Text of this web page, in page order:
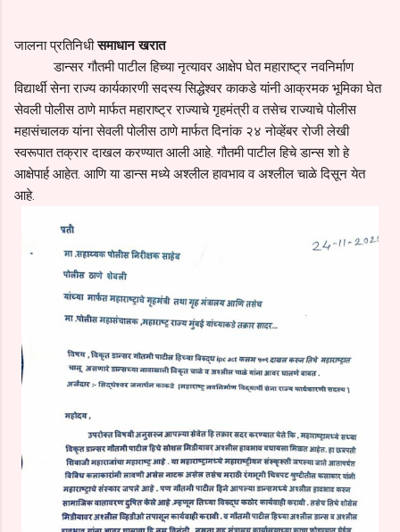
जालना प्रतिनिधीसमाधान खरात
डान्सर गौतमी पाटील हिच्या नृत्यावर आक्षेप घेत महाराष्ट्र नवनिर्माण
विद्यार्थी सेना राज्य कार्यकारणी सदस्य सिद्धेश्वर काकडे यांनी आक्रमक भूमिका घेत
सेवली पोलीस ठाणे मार्फत महाराष्ट्र राज्याचे गृहमंत्री व तसेच राज्याचे पोलीस
महासंचालक यांना सेवली पोलीस ठाणे मार्फत दिनांक २४ नोव्हेंबर रोजी लेखी
स्वरूपात तक्रार दाखल करण्यात आली आहे. गौतमी पाटील हिचे डान्स शो हे
आक्षेपार्ह आहेत. आणि या डान्स मध्ये अश्लील हावभाव व अश्लील चाळे दिसून येत
आहे.